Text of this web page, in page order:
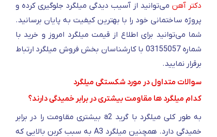
دکتر آهن می‌توانید از آسیب دیدگی میلگرد جلوگیری کرده و
پروژه ساختمانی خود را با بهترین کیفیت به پایان برسانید.
شما می‌توانید برای اطلاع از قیمت میلگرد امروز و خرید با
شماره 03155057 با کارشناسان بخش فروش میلگرد ارتباط
برقرار نمایید.
سوالات متداول در مورد شکستگی میلگرد
کدام میلگرد ها مقاومت بیشتری در برابر خمیدگی دارند؟
به طور کلی میلگرد با گرید a2 بیشتری مقاومت را در برابر
خمیدگی دارد. همچنین میلگرد A3 به سبب کربن بالایی که